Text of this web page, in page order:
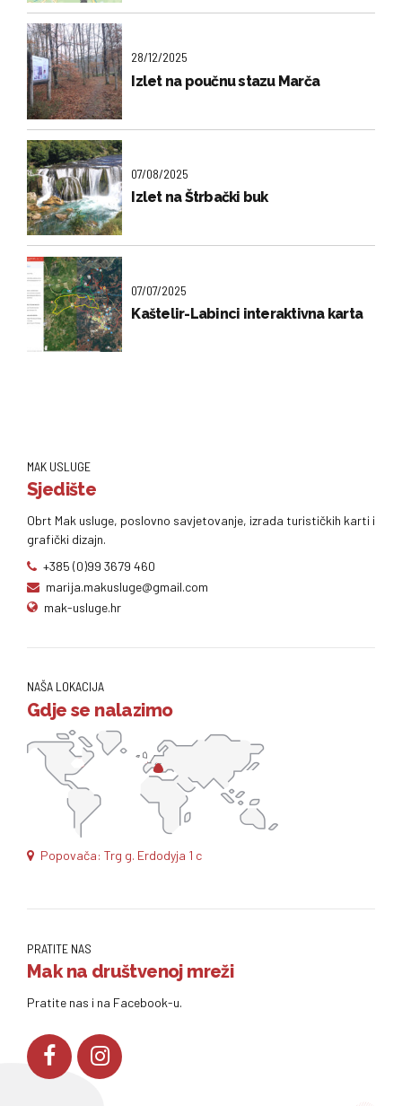
28/12/2025
Izlet na poučnu stazu Marča
07/08/2025
Izlet na Štrbački buk
07/07/2025
Kaštelir-Labinci interaktivna karta
MAK USLUGE
Sjedište
Obrt Mak usluge, poslovno savjetovanje, izrada turističkih karti i
grafički dizajn.
+385 (0)99 3679 460
marija.makusluge@gmail.com
mak-usluge.hr
NAŠA LOKACIJA
Gdje se nalazimo
Popovača: Trg g. Erdodyja 1 c
PRATITE NAS
Mak na društvenoj mreži
Pratite nas i na Facebook-u.